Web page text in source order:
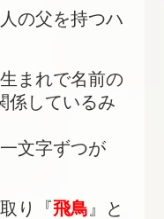
の父を持つハ
まれで名前の
係しているみ
文字ずつが
り『飛鳥 』と